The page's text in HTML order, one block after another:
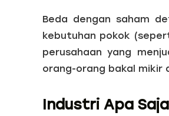
Beda dengan saham
kebutuhan pokok
perusahaan yang
orang-orang bakal mikir
Industri Apa